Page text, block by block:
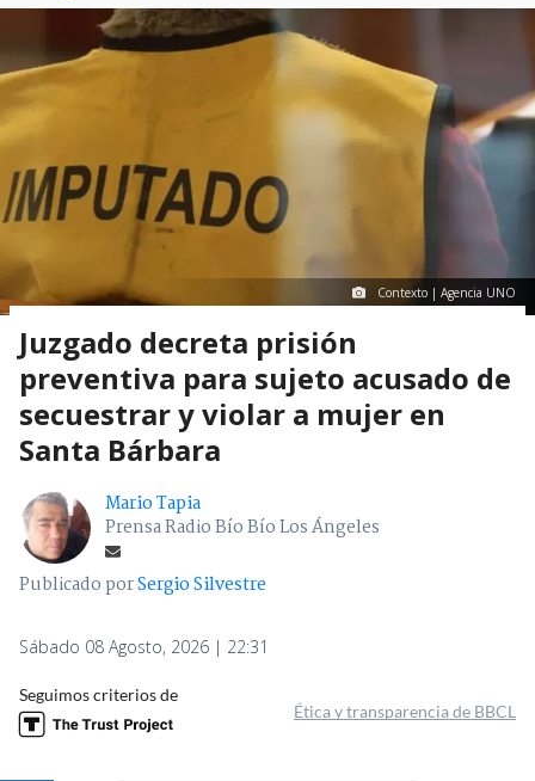
Contexto | Agencia UNO
Juzgado decreta prisión
preventiva para sujeto acusado de
secuestrar y violar a mujer en
Santa Bárbara
Mario Tapia
Prensa Radio Bío Bío Los Ángeles
Publicado porSergio Silvestre
Sábado 08 Agosto, 2026 | 22:31
Seguimos criterios de
Ética y transparencia de BBCL